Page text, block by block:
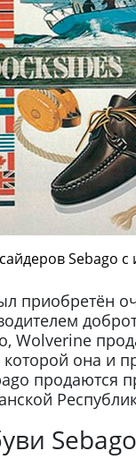
Sebago
приобретён
Wolverine
она и
продаются
Sebago